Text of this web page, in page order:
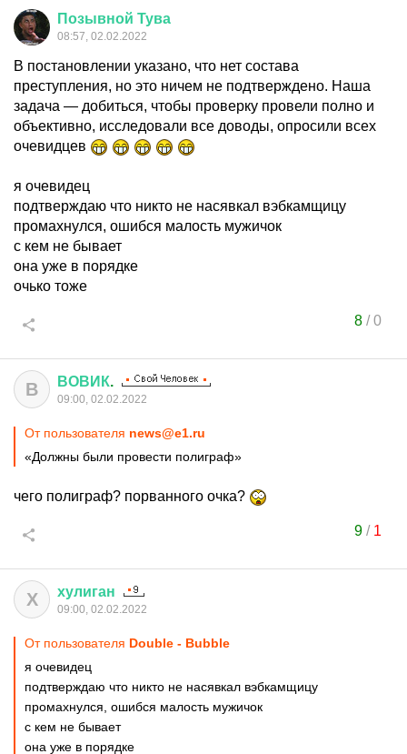
Позывной Тува
08:57, 02.02.2022
В постановлении указано, что нет состава
преступления, но это ничем не подтверждено. Наша
задача — добиться, чтобы проверку провели полно и
объективно, исследовали все доводы, опросили всех
очевидцев
я очевидец
подтверждаю что никто не насявкал вэбкамщицу
промахнулся, ошибся малость мужичок
с кем не бывает
она уже в порядке
очько тоже
8/0
В ВОВИК.
09:00, 02.02.2022
От пользователя news@e1.ru
«Должны были провести полиграф»
чего полиграф? порванного очка?
9/ 1
Х хулиган
09:00, 02.02.2022
От пользователя Double - Bubble
я очевидец
подтверждаю что никто не насявкал вэбкамщицу
промахнулся, ошибся малость мужичок
с кем не бывает
она уже в порядке